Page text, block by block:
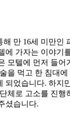
만 16세 미만인
에 가자는 이야기
모텔에 먼저 들어
을 먹고 한 침대에
되었습니다. 하지
체로 고소를 진행
셨습니다.